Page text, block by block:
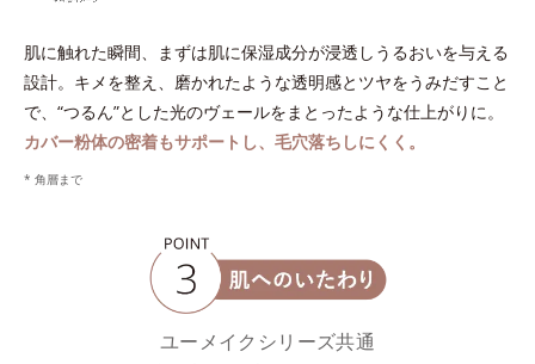
肌に触れた瞬間、まずは肌に保湿成分が浸透しうるおいを与える
設計。キメを整え、磨かれたような透明感とツヤをうみだすこと
で、“つるん”とした光のヴェールをまとったような仕上がりに。
カバー粉体の密着もサポートし、毛穴落ちしにくく。
* 角層まで
ユーメイクシリーズ共通